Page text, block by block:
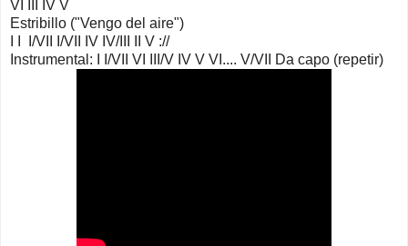
VI III IV V
Estribillo ("Vengo del aire")
I I I/VII I/VII IV IV/III II V ://
Instrumental: I I/VII VI III/V IV V VI.... V/VII Da capo (repetir)